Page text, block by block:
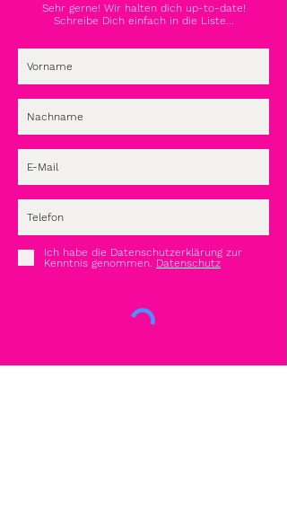
Sehr gerne! Wir halten dich up-to-date!
Schreibe Dich einfach in die Liste...
Ich habe die Datenschutzerklärung zur
Kenntnis genommen. Datenschutz